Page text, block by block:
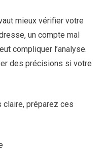
mieux vérifier votre
un compte mal
compliquer l’analyse.
des précisions si votre
claire, préparez ces